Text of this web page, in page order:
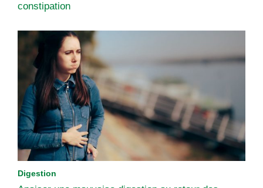
constipation
Digestion